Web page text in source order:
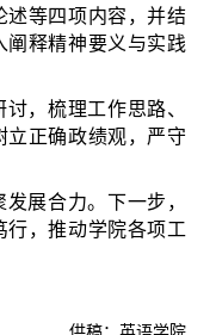
述等四项内容，并结
阐释精神要义与实践
，梳理工作思路、
立正确政绩观，严守
展合力。下一步，
行，推动学院各项工
供稿：英语学院